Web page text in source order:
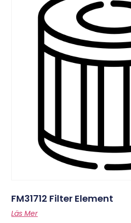
FM31712 Filter Element
Läs Mer